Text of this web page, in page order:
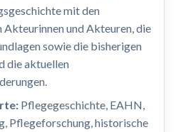
mit den
und Akteuren, die
sowie die bisherigen
die aktuellen
Pflegegeschichte, EAHN,
Pflegeforschung, historische